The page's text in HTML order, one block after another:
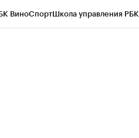
ВиноСпортШкола управления РБК